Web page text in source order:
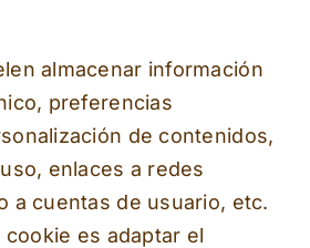
almacenar información
preferencias
de contenidos,
enlaces a redes
a cuentas de usuario, etc.
cookie es adaptar el